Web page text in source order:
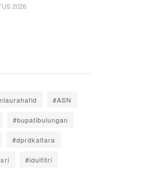
2026
#ASN
#bupatibulungan
#dprdkaltara
#idulfitri